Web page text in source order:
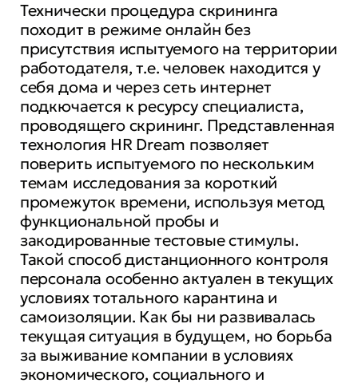
Технически процедура скрининга
походит в режиме онлайн без
присутствия испытуемого на территории
работодателя, т.е. человек находится у
себя дома и через сеть интернет
подкючается к ресурсу специалиста,
проводящего скрининг. Представленная
технология HR Dream позволяет
поверить испытуемого по нескольким
темам исследования за короткий
промежуток времени, используя метод
функциональной пробы и
закодированные тестовые стимулы.
Такой способ дистанционного контроля
персонала особенно актуален в текущих
условиях тотального карантина и
самоизоляции. Как бы ни развивалась
текущая ситуация в будущем, но борьба
за выживание компании в условиях
экономического, социального и